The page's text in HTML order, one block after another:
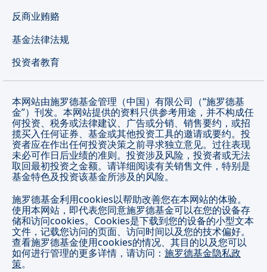
反商业贿赂
基金法律法规
投资者教育
本网站由施罗德基金管理（中国）有限公司（“施罗德基
金”）刊发。本网站提供的资料只供参考用途，并不构成任
何投资、税务或法律建议、广告或分销、销售要约，或招
揽买入任何证券、基金或其他投资工具的邀请或要约。投
资者应在作出任何投资决策之前寻求独立意见。过往表现
未必可作日后业绩的准则。投资涉及风险，投资者或无法
取回最初投资之金额。请详细阅读有关销售文件，特别是
基金特色及投资该基金所涉及的风险。
施罗德基金利用cookies以帮助改善您在本网站的体验。
使用本网站，即代表您同意施罗德基金可以在您的设备存
储和访问cookies。Cookies是下载到您的设备的小型文本
文件，记载您访问的页面、访问时间以及您的技术偏好。
查看施罗德基金使用cookies的情况、其目的以及您可以
如何进行管理的更多详情，请访问： 施罗德基金隐私政
策。